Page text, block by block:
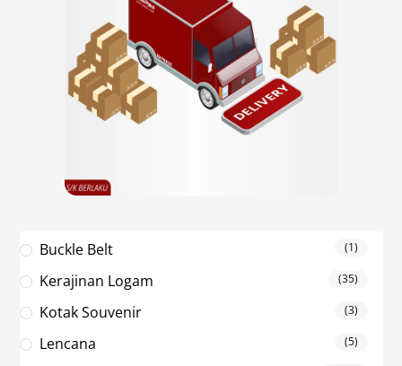
Buckle Belt (1)
Kerajinan Logam (35)
Kotak Souvenir (3)
Lencana (5)